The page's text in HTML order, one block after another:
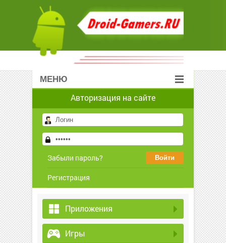
МЕНЮ
Авторизация на сайте
Забыли пароль?
Регистрация
Приложения
Игры